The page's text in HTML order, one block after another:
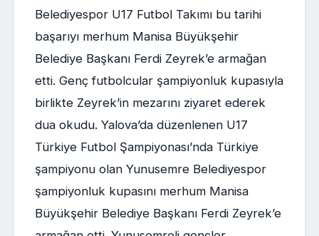
Belediyespor U17 Futbol Takımı bu tarihi
başarıyı merhum Manisa Büyükşehir
Belediye Başkanı Ferdi Zeyrek’e armağan
etti. Genç futbolcular şampiyonluk kupasıyla
birlikte Zeyrek’in mezarını ziyaret ederek
dua okudu. Yalova’da düzenlenen U17
Türkiye Futbol Şampiyonası’nda Türkiye
şampiyonu olan Yunusemre Belediyespor
şampiyonluk kupasını merhum Manisa
Büyükşehir Belediye Başkanı Ferdi Zeyrek’e